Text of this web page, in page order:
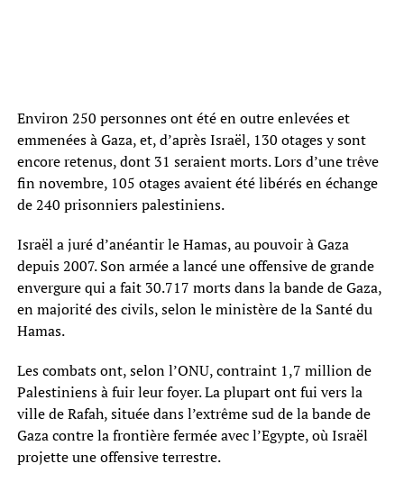
Environ 250 personnes ont été en outre enlevées et
emmenées à Gaza, et, d’après Israël, 130 otages y sont
encore retenus, dont 31 seraient morts. Lors d’une trêve
fin novembre, 105 otages avaient été libérés en échange
de 240 prisonniers palestiniens.
Israël a juré d’anéantir le Hamas, au pouvoir à Gaza
depuis 2007. Son armée a lancé une offensive de grande
envergure qui a fait 30.717 morts dans la bande de Gaza,
en majorité des civils, selon le ministère de la Santé du
Hamas.
Les combats ont, selon l’ONU, contraint 1,7 million de
Palestiniens à fuir leur foyer. La plupart ont fui vers la
ville de Rafah, située dans l’extrême sud de la bande de
Gaza contre la frontière fermée avec l’Egypte, où Israël
projette une offensive terrestre.